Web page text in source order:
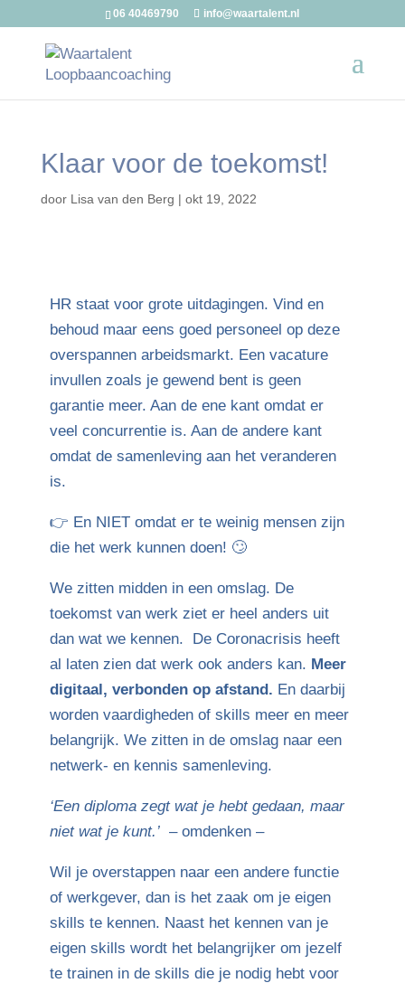
06 40469790 info@waartalent.nl
Klaar voor de toekomst!
door Lisa van den Berg | okt 19, 2022
HR staat voor grote uitdagingen. Vind en
behoud maar eens goed personeel op deze
overspannen arbeidsmarkt. Een vacature
invullen zoals je gewend bent is geen
garantie meer. Aan de ene kant omdat er
veel concurrentie is. Aan de andere kant
omdat de samenleving aan het veranderen
is.
👉 En NIET omdat er te weinig mensen zijn
die het werk kunnen doen! 🙄
We zitten midden in een omslag. De
toekomst van werk ziet er heel anders uit
dan wat we kennen. De Coronacrisis heeft
al laten zien dat werk ook anders kan. Meer
digitaal, verbonden op afstand. En daarbij
worden vaardigheden of skills meer en meer
belangrijk. We zitten in de omslag naar een
netwerk- en kennis samenleving.
‘Een diploma zegt wat je hebt gedaan, maar
niet wat je kunt.’ – omdenken –
Wil je overstappen naar een andere functie
of werkgever, dan is het zaak om je eigen
skills te kennen. Naast het kennen van je
eigen skills wordt het belangrijker om jezelf
te trainen in de skills die je nodig hebt voor